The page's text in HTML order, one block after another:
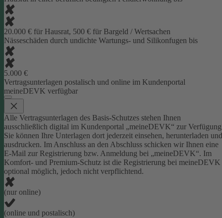
20.000 € für Hausrat, 500 € für Bargeld / Wertsachen
Nässeschäden durch undichte Wartungs- und Silikonfugen bis
5.000 €
Vertragsunterlagen postalisch und online im Kundenportal
meineDEVK verfügbar
Alle Vertragsunterlagen des Basis-Schutzes stehen Ihnen
ausschließlich digital im Kundenportal „meineDEVK“ zur
Sie können Ihre Unterlagen dort jederzeit einsehen, herunterladen und
ausdrucken. Im Anschluss an den Abschluss schicken wir Ihnen eine
E-Mail zur Registrierung bzw. Anmeldung bei „meineDEVK“. Im
Komfort- und Premium-Schutz ist die Registrierung bei meineDEVK
optional möglich, jedoch nicht verpflichtend.
(nur online)
(online und postalisch)